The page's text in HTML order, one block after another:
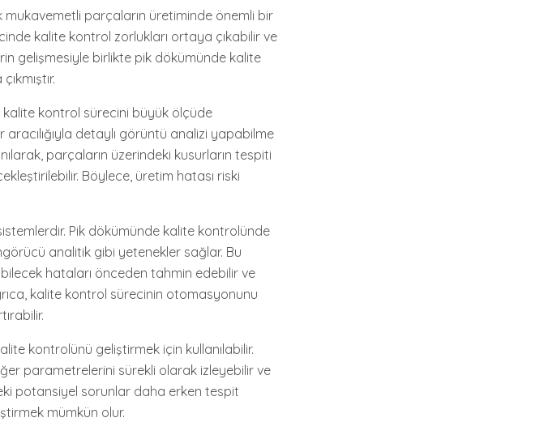
mukavemetli parçaların üretiminde önemli bir
kalite kontrol zorlukları ortaya çıkabilir ve
gelişmesiyle birlikte pik dökümünde kalite
kontrol sürecini büyük ölçüde
detaylı görüntü analizi yapabilme
parçaların üzerindeki kusurların tespiti
Böylece, üretim hatası riski
Pik dökümünde kalite kontrolünde
analitik gibi yetenekler sağlar. Bu
hataları önceden tahmin edebilir ve
kalite kontrol sürecinin otomasyonunu
kontrolünü geliştirmek için kullanılabilir.
parametrelerini sürekli olarak izleyebilir ve
potansiyel sorunlar daha erken tespit
mümkün olur.